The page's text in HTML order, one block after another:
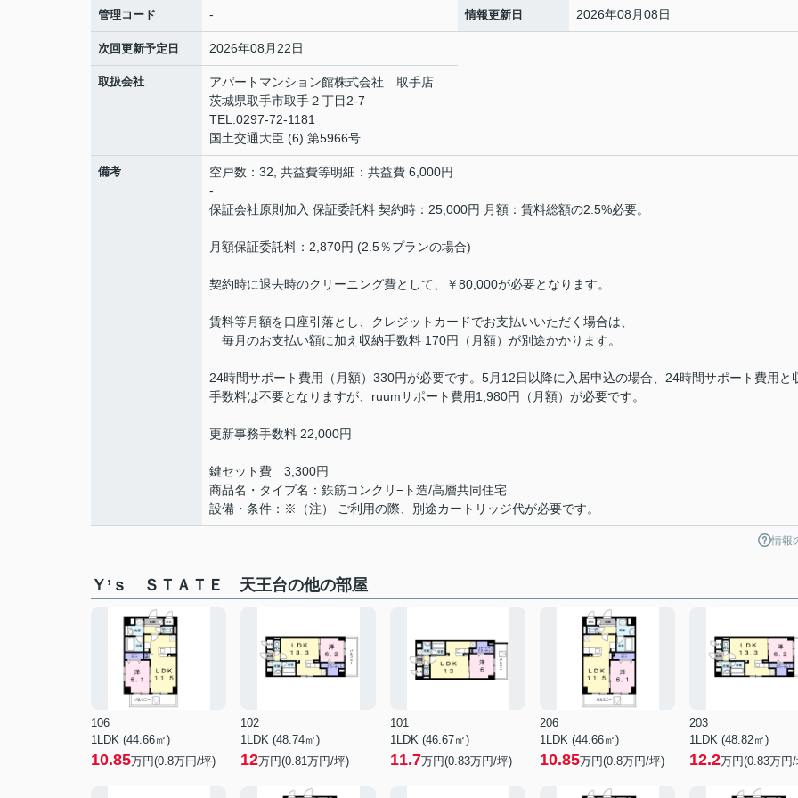
管理コード - 情報更新日 2026年08月08日
次回更新予定日 2026年08月22日
取扱会社
アパートマンション館株式会社 取手店
茨城県取手市取手２丁目2-7
TEL:0297-72-1181
国土交通大臣 (6) 第5966号
備考
空戸数：32, 共益費等明細：共益費 6,000円
-
保証会社原則加入 保証委託料 契約時：25,000円 月額：賃料総額の2.5%必要。
月額保証委託料：2,870円 (2.5％プランの場合)
契約時に退去時のクリーニング費として、￥80,000が必要となります。
賃料等月額を口座引落とし、クレジットカードでお支払いいただく場合は、
毎月のお支払い額に加え収納手数料 170円（月額）が別途かかります。
24時間サポート費用（月額）330円が必要です。5月12日以降に入居申込の場合、24時間サポート費用と
手数料は不要となりますが、ruumサポート費用1,980円（月額）が必要です。
更新事務手数料 22,000円
鍵セット費 3,300円
商品名・タイプ名：鉄筋コンクリ−ト造/高層共同住宅
設備・条件：※（注） ご利用の際、別途カートリッジ代が必要です。
情報
Ｙ’ｓ ＳＴＡＴＥ 天王台の他の部屋
106
1LDK (44.66㎡)
10.85万円(0.8万円/坪)
102
1LDK (48.74㎡)
12万円(0.81万円/坪)
101
1LDK (46.67㎡)
11.7万円(0.83万円/坪)
206
1LDK (44.66㎡)
10.85万円(0.8万円/坪)
203
1LDK (48.82㎡)
12.2万円(0.83万円